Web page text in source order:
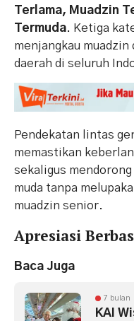
Terlama, Muadzin
Termuda. Ketiga
menjangkau
daerah di seluruh
Pendekatan lintas
memastikan
sekaligus
muda tanpa
muadzin senior.
Apresiasi
Baca Juga
7 bulan
KAI